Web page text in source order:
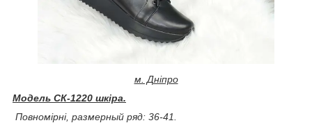
м. Дніпро
Модель СК-1220 шкіра.
Повномірні, размерный ряд: 36-41.